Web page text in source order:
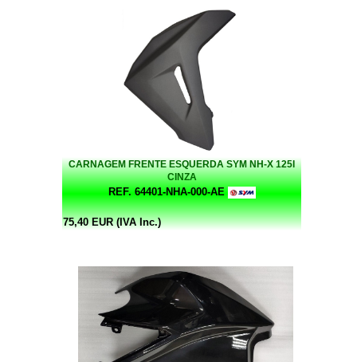
CARNAGEM FRENTE ESQUERDA SYM NH-X 125I
CINZA
REF. 64401-NHA-000-AE
75,40 EUR (IVA Inc.)